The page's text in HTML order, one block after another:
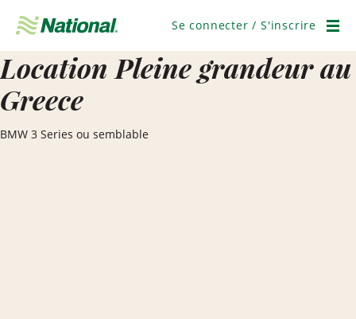
navigation
Se connecter / S'inscrire
Location Pleine grandeur au
Greece
BMW 3 Series ou semblable